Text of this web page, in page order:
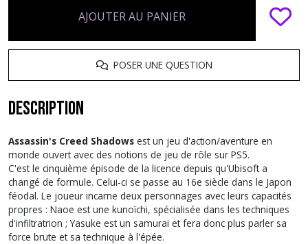
AJOUTER AU PANIER
POSER UNE QUESTION
Description
Assassin's Creed Shadows est un jeu d'action/aventure en
monde ouvert avec des notions de jeu de rôle sur PS5.
C'est le cinquième épisode de la licence depuis qu'Ubisoft a
changé de formule. Celui-ci se passe au 16e siècle dans le Japon
féodal. Le joueur incarne deux personnages avec leurs capacités
propres : Naoe est une kunoïchi, spécialisée dans les techniques
d'infiltratrion ; Yasuke est un samurai et fera donc plus parler sa
force brute et sa technique à l'épée.